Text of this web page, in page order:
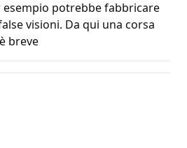
potrebbe fabbricare
visioni. Da qui una corsa
breve